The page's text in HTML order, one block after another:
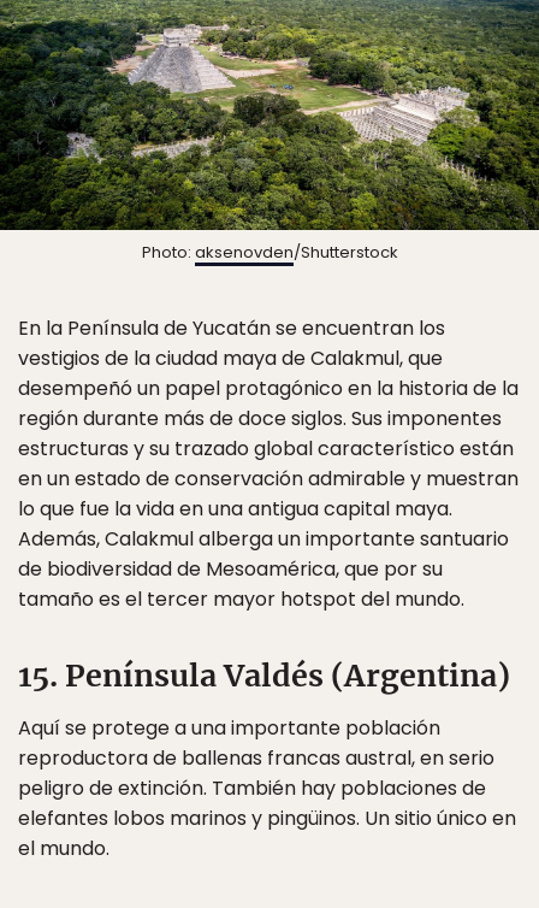
Photo: aksenovden/Shutterstock
En la Península de Yucatán se encuentran los
vestigios de la ciudad maya de Calakmul, que
desempeñó un papel protagónico en la historia de la
región durante más de doce siglos. Sus imponentes
estructuras y su trazado global característico están
en un estado de conservación admirable y muestran
lo que fue la vida en una antigua capital maya.
Además, Calakmul alberga un importante santuario
de biodiversidad de Mesoamérica, que por su
tamaño es el tercer mayor hotspot del mundo.
15. Península Valdés (Argentina)
Aquí se protege a una importante población
reproductora de ballenas francas austral, en serio
peligro de extinción. También hay poblaciones de
elefantes lobos marinos y pingüinos. Un sitio único en
el mundo.